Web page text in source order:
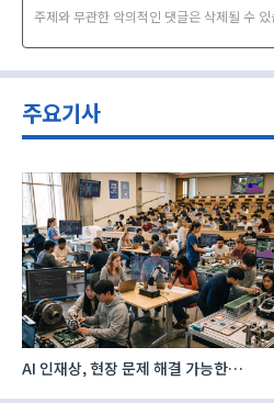
주제와 무관한 악의적인 댓글은 삭제될 수
주요기사
AI 인재상, 현장 문제 해결 가능한